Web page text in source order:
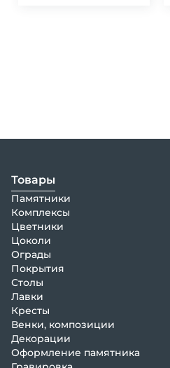
Товары
Памятники
Комплексы
Цветники
Цоколи
Ограды
Покрытия
Столы
Лавки
Кресты
Венки, композиции
Декорации
Оформление памятника